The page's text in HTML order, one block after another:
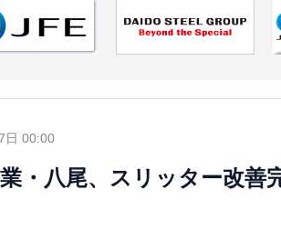
日 00:00
・八尾、スリッター改善